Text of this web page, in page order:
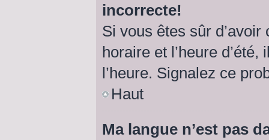
incorrecte!
Si vous êtes sûr
horaire et l’heure
l’heure. Signalez ce
Haut
Ma langue n’est pas